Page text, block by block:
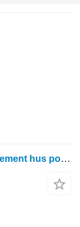
Autre pièce détachée pour train de roulement hus pour moissonneuse-batteuse Deutz M2680